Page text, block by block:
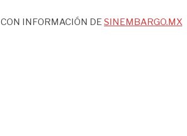
CON INFORMACIÓN DE SINEMBARGO.MX